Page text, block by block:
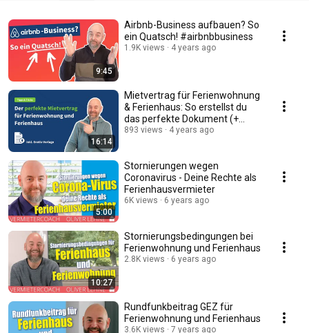
9:45
Airbnb-Business aufbauen? So
ein Quatsch! #airbnbbusiness
1.9K views 4 years ago
16:14
Mietvertrag für Ferienwohnung
& Ferienhaus: So erstellst du
das perfekte Dokument (+
Gratis-Vorlage)
893 views 4 years ago
5:00
Stornierungen wegen
Coronavirus - Deine Rechte als
Ferienhausvermieter
6K views 6 years ago
10:27
Stornierungsbedingungen bei
Ferienwohnung und Ferienhaus
2.8K views 6 years ago
Rundfunkbeitrag GEZ für
Ferienwohnung und Ferienhaus
3.6K views 7 years ago